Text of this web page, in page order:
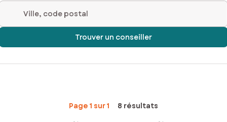
Ville, code postal
Trouver un conseiller
Page 1 sur 1
8 résultats